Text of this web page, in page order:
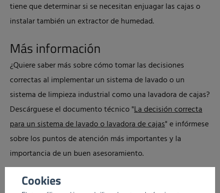
Cookies
tiene que determinar si se necesitan enjuagar las cajas o
instalar también un extractor de humedad.
Más información
¿Quiere saber más sobre cómo tomar las decisiones
correctas al implementar un sistema de lavado o un
sistema de limpieza industrial como una lavadora de cajas?
Descárguese el documento técnico "La decisión correcta
para un sistema de lavado o lavadora de cajas" e infórmese
sobre los puntos de atención más importantes y la
importancia de un buen asesoramiento.